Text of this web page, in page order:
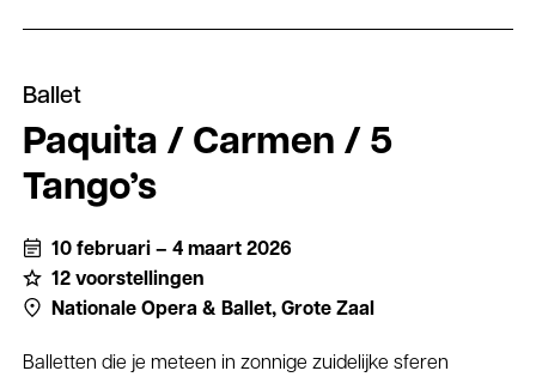
Ballet
Paquita / Carmen / 5
Tango’s
10 februari – 4 maart 2026
12 voorstellingen
Nationale Opera & Ballet, Grote Zaal
Balletten die je meteen in zonnige zuidelijke sferen